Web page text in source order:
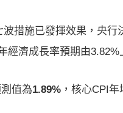
波措施已發揮效果，央行
經濟成長率預期由3.82%
值為1.89% ，核心CPI